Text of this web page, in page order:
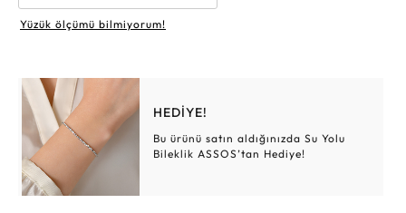
Yüzük ölçümü bilmiyorum!
HEDİYE!
Bu ürünü satın aldığınızda Su Yolu
Bileklik ASSOS’tan Hediye!